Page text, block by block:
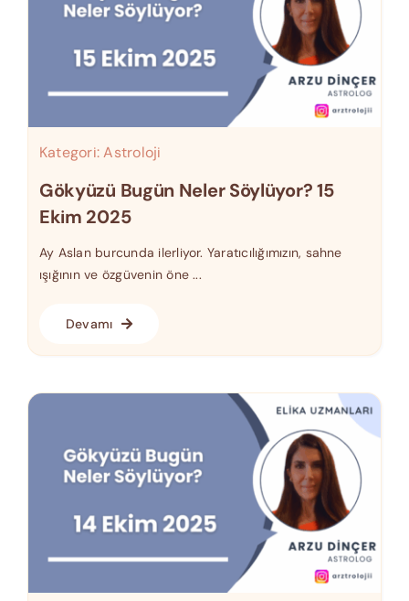
Kategori:Astroloji
Gökyüzü Bugün Neler Söylüyor? 15
Ekim 2025
Ay Aslan burcunda ilerliyor. Yaratıcılığımızın, sahne
ışığının ve özgüvenin öne ...
Devamı